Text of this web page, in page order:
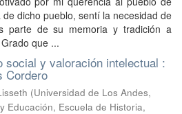
dicho pueblo, sentí la necesidad de
parte de su memoria y tradición a
que ...
social y valoración intelectual :
Cordero
(Universidad de Los Andes,
Educación, Escuela de Historia,